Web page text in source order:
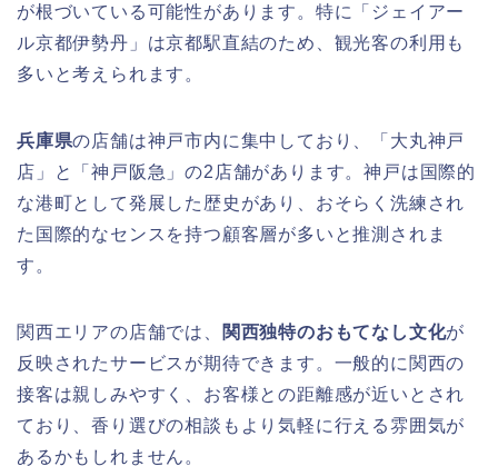
が根づいている可能性があります。特に「ジェイアー
ル京都伊勢丹」は京都駅直結のため、観光客の利用も
多いと考えられます。
兵庫県の店舗は神戸市内に集中しており、「大丸神戸
店」と「神戸阪急」の2店舗があります。神戸は国際的
な港町として発展した歴史があり、おそらく洗練され
た国際的なセンスを持つ顧客層が多いと推測されま
す。
関西エリアの店舗では、 関西独特のおもてなし文化が
反映されたサービスが期待できます。一般的に関西の
接客は親しみやすく、お客様との距離感が近いとされ
ており、香り選びの相談もより気軽に行える雰囲気が
あるかもしれません。